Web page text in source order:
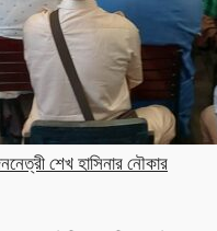
শেখ হাসিনার নৌকার